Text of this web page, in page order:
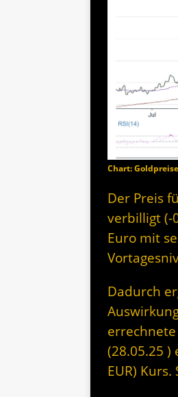
Chart:
Der Preis
verbilligt (-
Euro mit
Dadurch
errechnete
(28.05.25
EUR)